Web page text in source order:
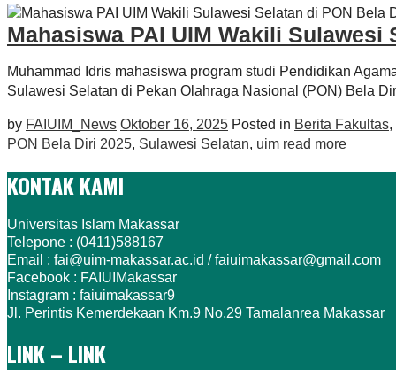
Mahasiswa PAI UIM Wakili Sulawesi
Muhammad Idris mahasiswa program studi Pendidikan
Sulawesi Selatan di Pekan Olahraga Nasional (PON) Bela
by FAIUIM_News Oktober 16, 2025 Posted in Berita Fakultas,
PON Bela Diri 2025, Sulawesi Selatan, uim read more
KONTAK KAMI
Universitas Islam Makassar
Telepone : (0411)588167
Email : fai@uim-makassar.ac.id / faiuimakassar@gmail.com
Facebook : FAIUIMakassar
Instagram : faiuimakassar9
Jl. Perintis Kemerdekaan Km.9 No.29 Tamalanrea Makassar
LINK – LINK